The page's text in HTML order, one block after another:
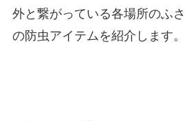
外と繋がっている各場所のふ
の防虫アイテムを紹介します。